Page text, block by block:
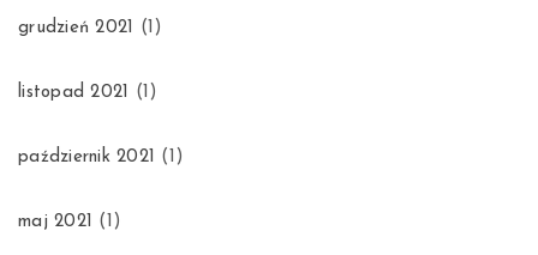
grudzień 2021 (1)
listopad 2021 (1)
październik 2021 (1)
maj 2021 (1)